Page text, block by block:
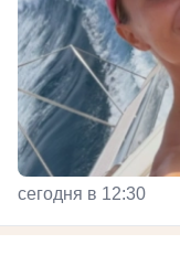
сегодня в 12:30